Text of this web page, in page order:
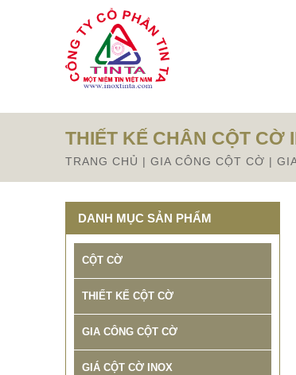
Từ mục này trở xuống là mã nguồn Zalo
THIẾT KẾ CHÂN CỘT CỜ
TRANG CHỦ | GIA CÔNG CỘT CỜ |
DANH MỤC SẢN PHẨM
CỘT CỜ
THIẾT KẾ CỘT CỜ
GIA CÔNG CỘT CỜ
GIÁ CỘT CỜ INOX